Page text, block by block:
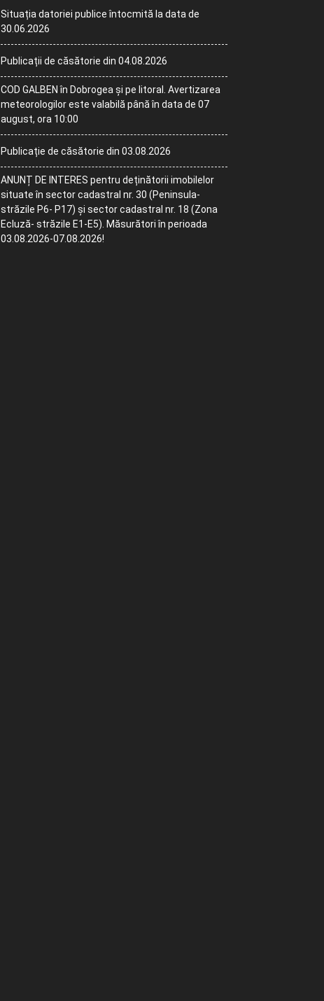
Situația datoriei publice întocmită la data de
30.06.2026
Publicații de căsătorie din 04.08.2026
COD GALBEN în Dobrogea și pe litoral. Avertizarea
meteorologilor este valabilă până în data de 07
august, ora 10:00
Publicație de căsătorie din 03.08.2026
ANUNȚ DE INTERES pentru deținătorii imobilelor
situate în sector cadastral nr. 30 (Peninsula-
străzile P6- P17) și sector cadastral nr. 18 (Zona
Ecluză- străzile E1-E5). Măsurători în perioada
03.08.2026-07.08.2026!